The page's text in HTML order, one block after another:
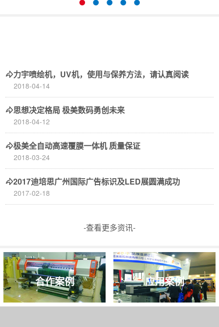
力宇喷绘机，UV机，使用与保养方法，请认真阅读
2018-04-14
思想决定格局 极美数码勇创未来
2018-04-12
极美全自动高速覆膜一体机 质量保证
2018-03-24
2017迪培思广州国际广告标识及LED展圆满成功
2017-02-18
-查看更多资讯-
合作案例 应用案例